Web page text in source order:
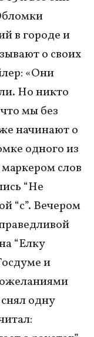
в городе и
о своих
«Они
Но никто
мы без
начинают о
одного из
слов
“Не
“с”. Вечером
“Елку
и
одну